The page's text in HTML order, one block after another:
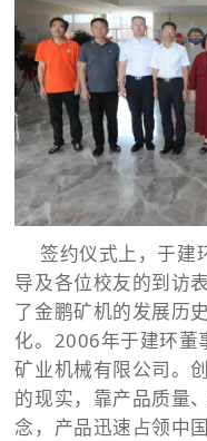
签约仪式上，于建
导及各位校友的到访
了金鹏矿机的发展历
化。2006年于建环董
矿业机械有限公司。
的现实，靠产品质量
念，产品迅速占领中